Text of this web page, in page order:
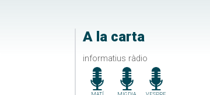
A la carta
informatius ràdio